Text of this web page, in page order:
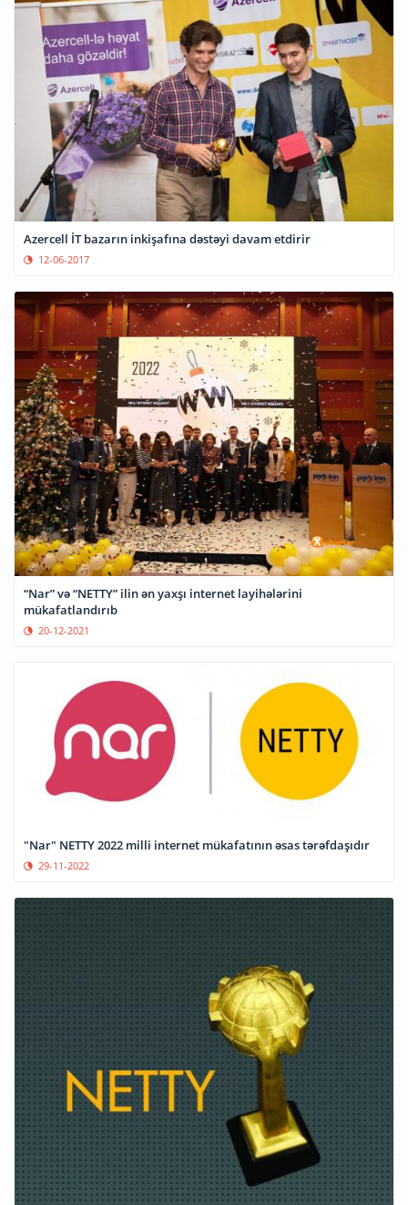
Azercell İT bazarın inkişafına dəstəyi davam etdirir
12-06-2017
“Nar” və “NETTY” ilin ən yaxşı internet layihələrini
mükafatlandırıb
20-12-2021
"Nar" NETTY 2022 milli internet mükafatının əsas tərəfdaşıdır
29-11-2022